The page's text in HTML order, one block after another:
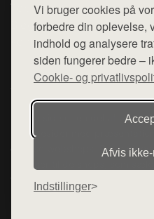
Vi bruger cookies på
forbedre din oplevelse,
indhold og analysere
siden fungerer bedre –
Cookie- og
Afvis
Indstillinger
Top Rabatter
Blog
Kontakt
Denne side er en del af
hjemmesider med
diverse webshops. Der
henviser til de shops, som
varerne på lager.